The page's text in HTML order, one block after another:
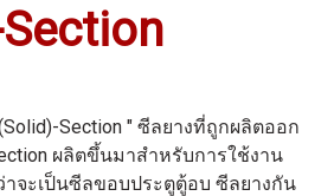
Section " ซีลยางที่ถูกผลิตออก
ผลิตขึ้นมาสำหรับการใช้งาน
าจะเป็นซีลขอบประตูตู้อบ ซีลยางกัน